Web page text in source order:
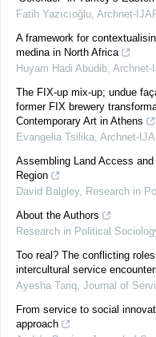
Fatih Yazıcıoğlu Archnet-
A framework for
medina in North Africa
Huyam Hadi Abudib Archnet-
The FIX-up mix-up; undue
former FIX brewery
Contemporary Art in Athens
Evangelia Tsilika Archnet-
Assembling Land Access
Region
David Balgley, Research in
About the Authors
Research in Political
Too real? The conflicting
intercultural service
Ayesha Tariq Journal of
From service to social
approach